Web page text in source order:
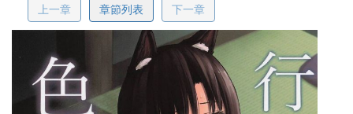
上一章 章節列表 下一章